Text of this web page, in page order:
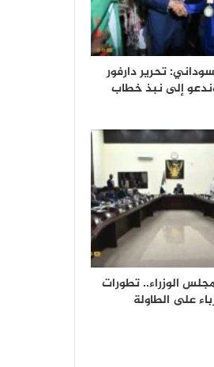
تحرير دارفور
إلى نبذ خطاب
الوزراء.. تطورات
على الطاولة